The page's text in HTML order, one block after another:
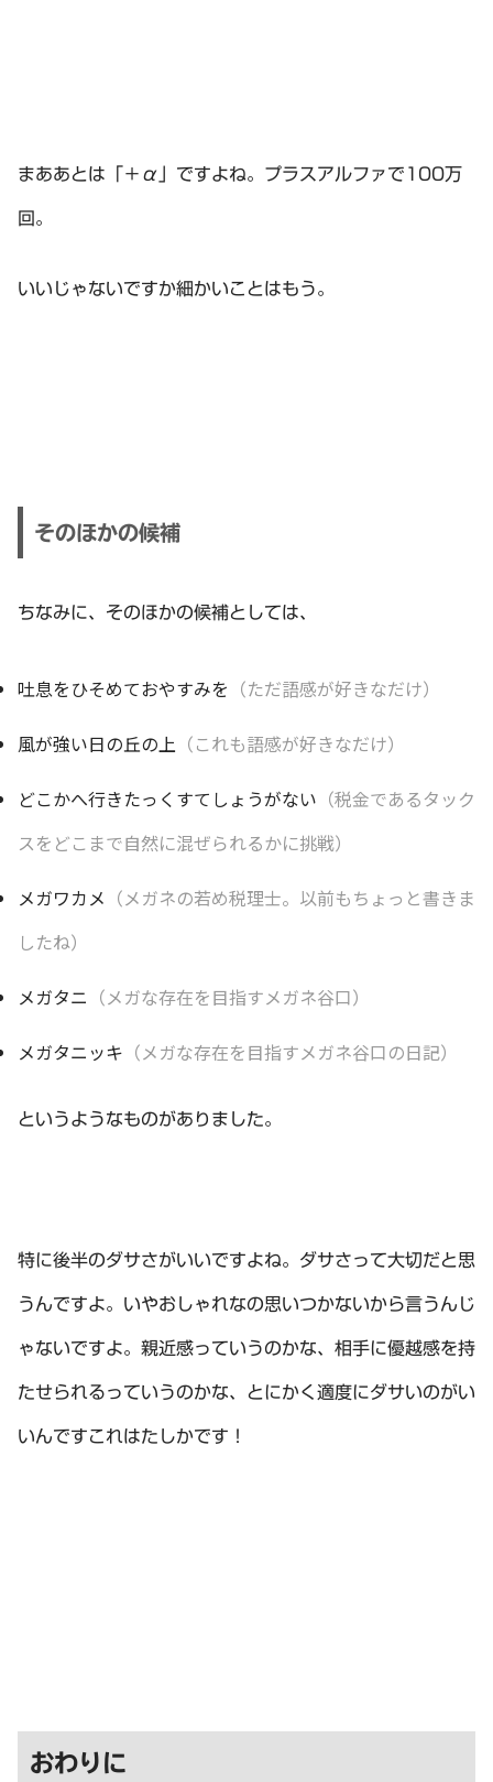
まああとは「＋α」ですよね。プラスアルファで100万
回。
いいじゃないですか細かいことはもう。
そのほかの候補
ちなみに、そのほかの候補としては、
吐息をひそめておやすみを （ただ語感が好きなだけ）
風が強い日の丘の上 （これも語感が好きなだけ）
どこかへ行きたっくすてしょうがない （税金であるタック
スをどこまで自然に混ぜられるかに挑戦）
メガワカメ （メガネの若め税理士。以前もちょっと書きま
したね）
メガタニ （メガな存在を目指すメガネ谷口）
メガタニッキ （メガな存在を目指すメガネ谷口の日記）
というようなものがありました。
特に後半のダサさがいいですよね。ダサさって大切だと思
うんですよ。いやおしゃれなの思いつかないから言うんじ
ゃないですよ。親近感っていうのかな、相手に優越感を持
たせられるっていうのかな、とにかく適度にダサいのがい
いんですこれはたしかです！
おわりに